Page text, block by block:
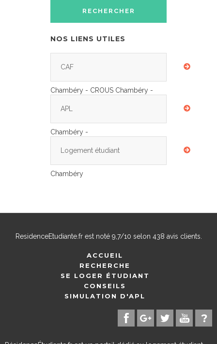
NOS LIENS UTILES
CAF
Chambéry - CROUS Chambéry -
APL
Chambéry -
Logement étudiant
Chambéry
ResidenceEtudiante.frest noté 9,7/10 selon 438 avis clients.
ACCUEIL
RECHERCHE
SE LOGER ÉTUDIANT
CONSEILS
SIMULATION D'APL